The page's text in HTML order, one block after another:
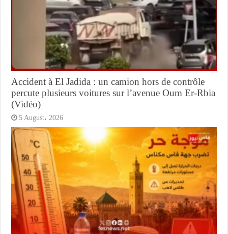
Accident à El Jadida : un camion hors de contrôle
percute plusieurs voitures sur l’avenue Oum Er-Rbia
(Vidéo)
5 August، 2026